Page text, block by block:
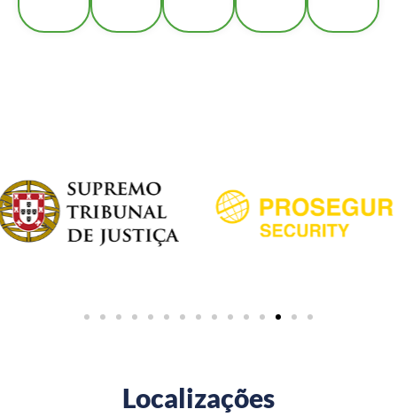
Localizações